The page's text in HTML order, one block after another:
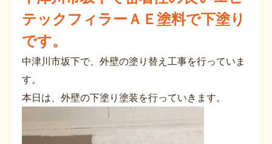
テックフィラーＡＥ塗料で下塗り
です。
中津川市坂下で、外壁の塗り替え工事を行っていま
す。
本日は、外壁の下塗り塗装を行っていきます。